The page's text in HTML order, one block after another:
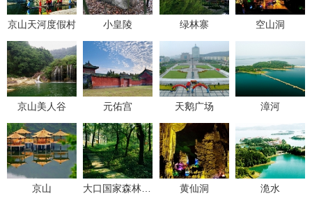
京山天河度假村 小皇陵 绿林寨 空山洞
京山美人谷 元佑宫 天鹅广场 漳河
京山 黄仙洞 洈水